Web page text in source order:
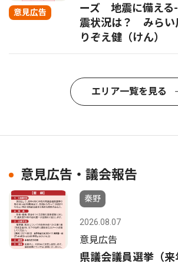
意見広告
ーズ 地震に備える
震状況は？ みら
りぞえ健（けん）
エリア一覧を見る
意見広告・議会報告
秦野
2026.08.07
意見広告
県議会議員選挙（